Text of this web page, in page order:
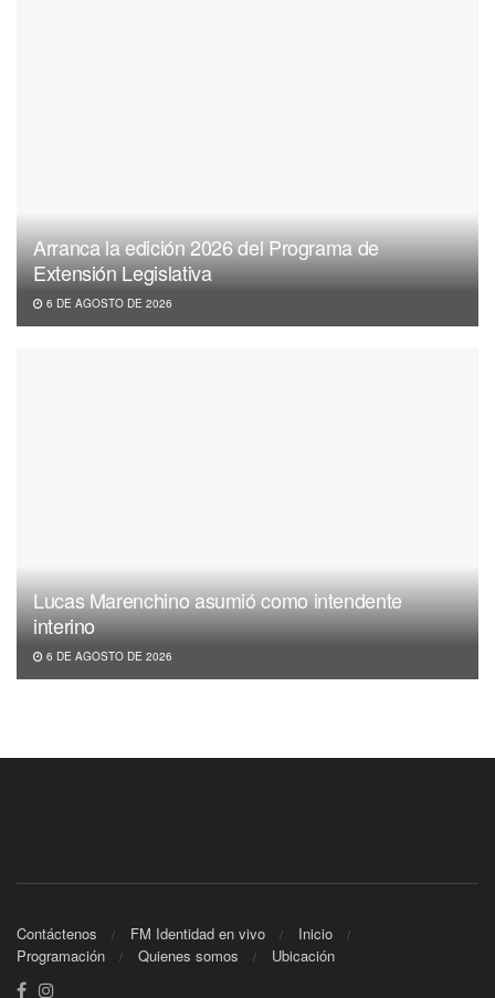
Arranca la edición 2026 del Programa de
Extensión Legislativa
6 DE AGOSTO DE 2026
Lucas Marenchino asumió como intendente
interino
6 DE AGOSTO DE 2026
Contáctenos FM Identidad en vivo
Inicio
Programación
Quienes somos Ubicación